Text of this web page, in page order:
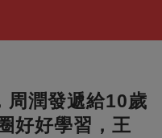
周潤發遞給10歲
好好學習，王